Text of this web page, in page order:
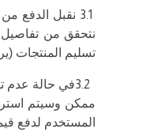
3.1 نقبل الدفع
نتحقق من تفاصيل
تسليم المنتجات
3.2في حالة عدم
ممكن وسيتم
المستخدم لدفع